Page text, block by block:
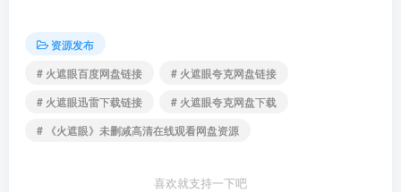
资源发布
# 火遮眼百度网盘链接
# 火遮眼夸克网盘链接
# 火遮眼迅雷下载链接
# 火遮眼夸克网盘下载
# 《火遮眼》未删减高清在线观看网盘资源
喜欢就支持一下吧